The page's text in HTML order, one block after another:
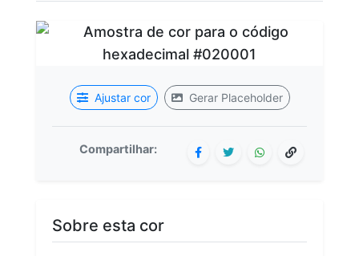
Ajustar cor Gerar Placeholder
Compartilhar:
Sobre esta cor